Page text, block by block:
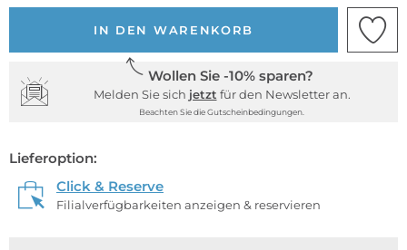
IN DEN WARENKORB
Wollen Sie -10% sparen?
Melden Sie sich jetzt für den Newsletter an.
Beachten Sie die Gutscheinbedingungen.
Lieferoption:
Click & Reserve
Filialverfügbarkeiten anzeigen & reservieren